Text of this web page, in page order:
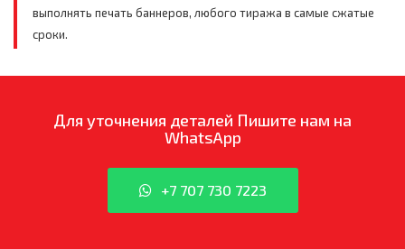
выполнять печать баннеров, любого тиража в самые сжатые
сроки.
Для уточнения деталей Пишите нам на
WhatsApp
+7 707 730 7223